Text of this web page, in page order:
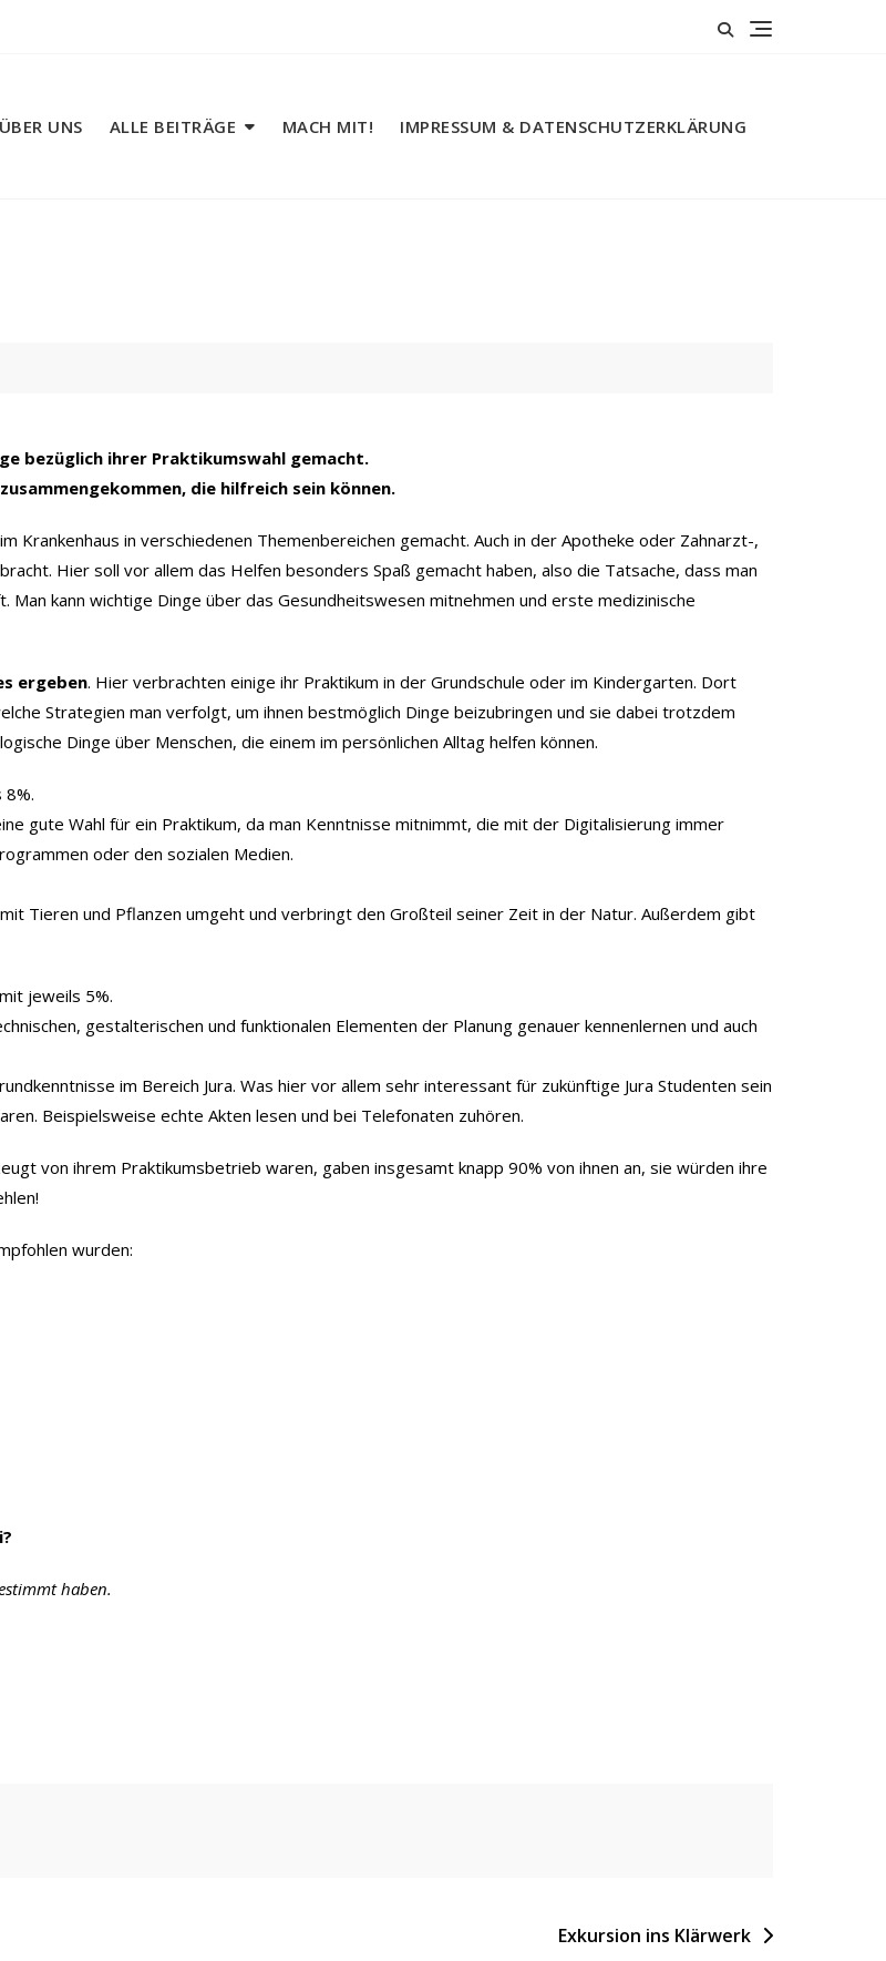
ÜBER UNS ALLE BEITRÄGE MACH MIT! IMPRESSUM & DATENSCHUTZERKLÄRUNG
bezüglich ihrer Praktikumswahl gemacht.
die hilfreich sein können.
Krankenhaus in verschiedenen Themenbereichen gemacht. Auch in der Apotheke oder Zahnarzt-,
Hier soll vor allem das Helfen besonders Spaß gemacht haben, also die Tatsache, dass man
kann wichtige Dinge über das Gesundheitswesen mitnehmen und erste medizinische
ergeben. Hier verbrachten einige ihr Praktikum in der Grundschule oder im Kindergarten. Dort
Strategien man verfolgt, um ihnen bestmöglich Dinge beizubringen und sie dabei trotzdem
Dinge über Menschen, die einem im persönlichen Alltag helfen können.
gute Wahl für ein Praktikum, da man Kenntnisse mitnimmt, die mit der Digitalisierung immer
oder den sozialen Medien.
Tieren und Pflanzen umgeht und verbringt den Großteil seiner Zeit in der Natur. Außerdem gibt
jeweils 5%.
gestalterischen und funktionalen Elementen der Planung genauer kennenlernen und auch
im Bereich Jura. Was hier vor allem sehr interessant für zukünftige Jura Studenten sein
Beispielsweise echte Akten lesen und bei Telefonaten zuhören.
von ihrem Praktikumsbetrieb waren, gaben insgesamt knapp 90% von ihnen an, sie würden ihre
wurden:
haben.
Exkursion ins Klärwerk